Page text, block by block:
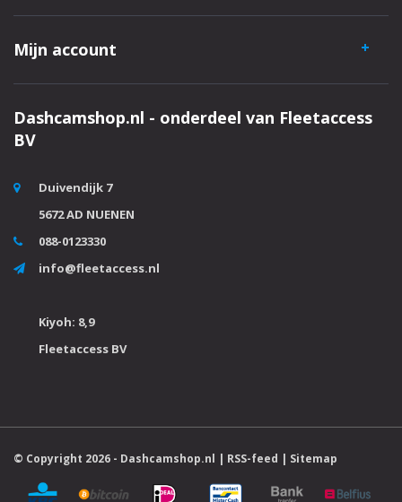
Mijn account
Dashcamshop.nl - onderdeel van Fleetaccess
BV
Duivendijk 7
5672 AD NUENEN
088-0123330
info@fleetaccess.nl
Kiyoh: 8,9
Fleetaccess BV
© Copyright 2026 - Dashcamshop.nl | RSS-feed | Sitemap